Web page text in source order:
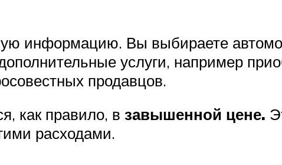
информацию. Вы выбираете
услуги, например
продавцов.
как правило, в завышенной цене.
расходами.